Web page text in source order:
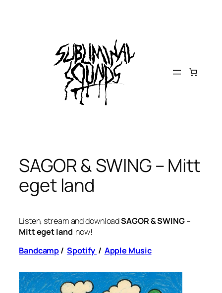
SAGOR & SWING – Mitt
eget land
Listen, stream and downloadSAGOR & SWING –
Mitt eget land now!
Bandcamp/ Spotify / Apple Music